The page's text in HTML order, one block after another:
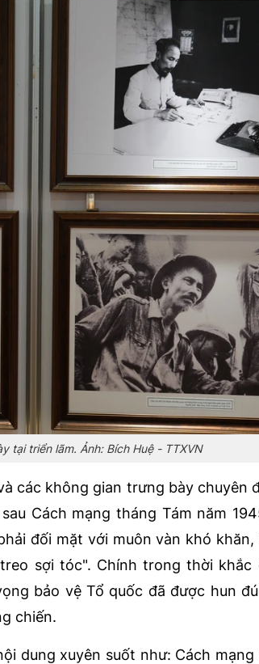
tại triển lãm. Ảnh: Bích Huệ - TTXVN
các không gian trưng bày chuyên
Cách mạng tháng Tám năm
đối mặt với muôn vàn khó
sợi tóc". Chính trong thời khắc
bảo vệ Tổ quốc đã được hun
chiến.
dung xuyên suốt như: Cách mạng